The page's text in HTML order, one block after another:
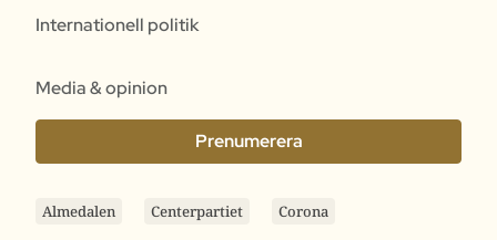
Internationell politik
Media & opinion
Prenumerera
Almedalen Centerpartiet Corona